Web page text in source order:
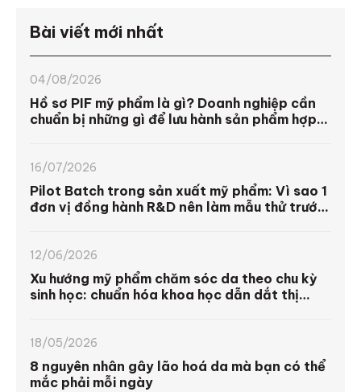
Bài viết mới nhất
04/08/2026
Hồ sơ PIF mỹ phẩm là gì? Doanh nghiệp cần
chuẩn bị những gì để lưu hành sản phẩm hợp
16/07/2026
Pilot Batch trong sản xuất mỹ phẩm: Vì sao 1
đơn vị đồng hành R&D nên làm mẫu thử trước
12/06/2026
Xu hướng mỹ phẩm chăm sóc da theo chu kỳ
sinh học: chuẩn hóa khoa học dẫn dắt thị
18/05/2026
8 nguyên nhân gây lão hoá da mà bạn có thể
mắc phải mỗi ngày